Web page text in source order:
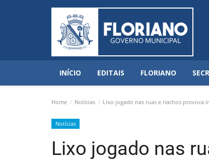
INÍCIO EDITAIS FLORIANO
Home Notícias Lixo jogado nas ruas e riachos provoca
Notícias
Lixo jogado nas